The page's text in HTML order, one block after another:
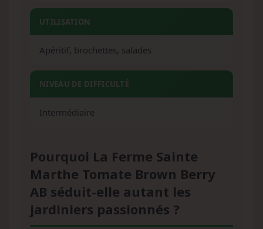
UTILISATION
Apéritif, brochettes, salades
NIVEAU DE DIFFICULTÉ
Intermédiaire
Pourquoi La Ferme Sainte
Marthe Tomate Brown Berry
AB séduit-elle autant les
jardiniers passionnés ?